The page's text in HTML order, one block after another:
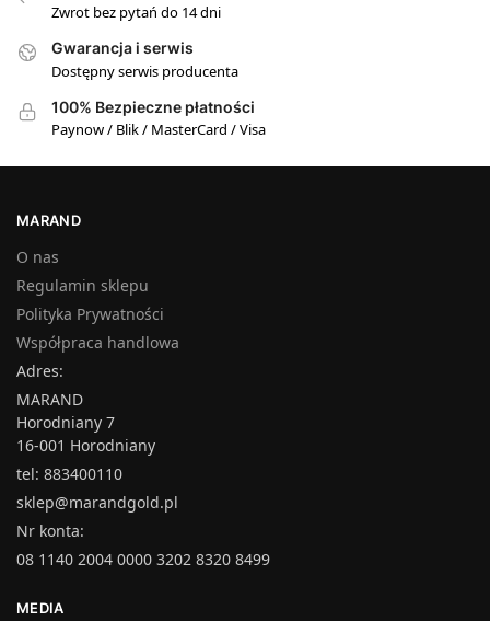
Zwrot bez pytań do 14 dni
Gwarancja i serwis
Dostępny serwis producenta
100% Bezpieczne płatności
Paynow / Blik / MasterCard / Visa
MARAND
O nas
Regulamin sklepu
Polityka Prywatności
Współpraca handlowa
Adres:
MARAND
Horodniany 7
16-001 Horodniany
tel: 883400110
sklep@marandgold.pl
Nr konta:
08 1140 2004 0000 3202 8320 8499
MEDIA